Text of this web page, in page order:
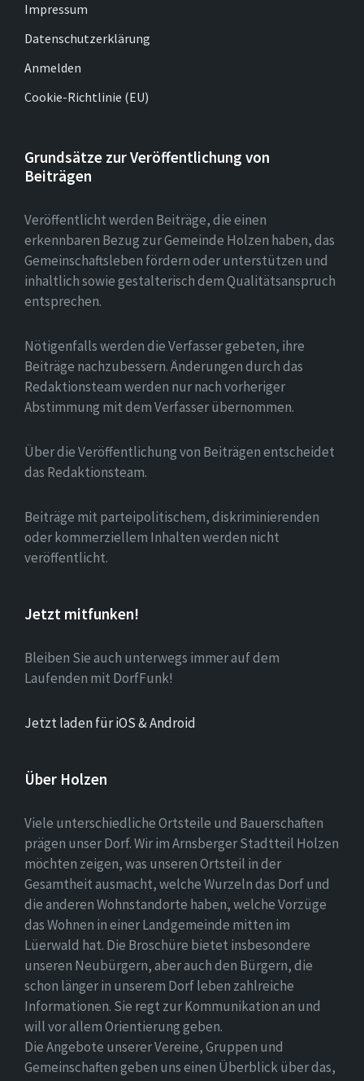
Impressum
Datenschutzerklärung
Anmelden
Cookie-Richtlinie (EU)
Grundsätze zur Veröffentlichung von
Beiträgen
Veröffentlicht werden Beiträge, die einen
erkennbaren Bezug zur Gemeinde Holzen haben, das
Gemeinschaftsleben fördern oder unterstützen und
inhaltlich sowie gestalterisch dem Qualitätsanspruch
entsprechen.
Nötigenfalls werden die Verfasser gebeten, ihre
Beiträge nachzubessern. Änderungen durch das
Redaktionsteam werden nur nach vorheriger
Abstimmung mit dem Verfasser übernommen.
Über die Veröffentlichung von Beiträgen entscheidet
das Redaktionsteam.
Beiträge mit parteipolitischem, diskriminierenden
oder kommerziellem Inhalten werden nicht
veröffentlicht.
Jetzt mitfunken!
Bleiben Sie auch unterwegs immer auf dem
Laufenden mit DorfFunk!
Jetzt laden für iOS & Android
Über Holzen
Viele unterschiedliche Ortsteile und Bauerschaften
prägen unser Dorf. Wir im Arnsberger Stadtteil Holzen
möchten zeigen, was unseren Ortsteil in der
Gesamtheit ausmacht, welche Wurzeln das Dorf und
die anderen Wohnstandorte haben, welche Vorzüge
das Wohnen in einer Landgemeinde mitten im
Lüerwald hat. Die Broschüre bietet insbesondere
unseren Neubürgern, aber auch den Bürgern, die
schon länger in unserem Dorf leben zahlreiche
Informationen. Sie regt zur Kommunikation an und
will vor allem Orientierung geben.
Die Angebote unserer Vereine, Gruppen und
Gemeinschaften geben uns einen Überblick über das,